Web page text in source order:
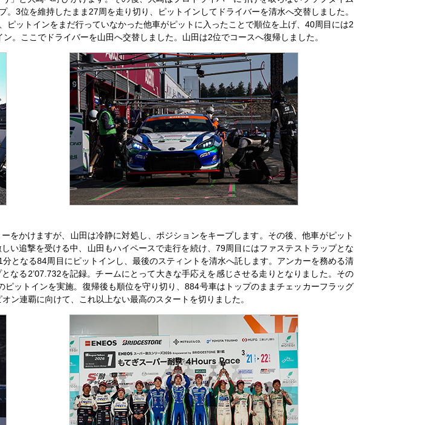
3位を維持したまま27周を走り切り、ピットインしてドライバーを清水へ交替しました。
ットインをまだ行っていなかった他車がピットに入ったことで順位を上げ、40周目には2
。ここでドライバーを山田へ交替しました。山田は2位でコースへ復帰しました。
をかけますが、山田は冷静に対処し、ポジションをキープします。その後、他車がピット
い追撃を受ける中、山田もハイペースで走行を続け、79周目にはファステストラップとな
となる84周目にピットインし、最後のスティントを清水へ託します。アンカーを務める清
なる2’07.732を記録。チームにとって大きな手応えを感じさせる走りとなりました。その
ットインを実施。復帰後も順位を守り切り、884号車はトップのままチェッカーフラッグ
ン連覇に向けて、これ以上ない最高のスタートを切りました。